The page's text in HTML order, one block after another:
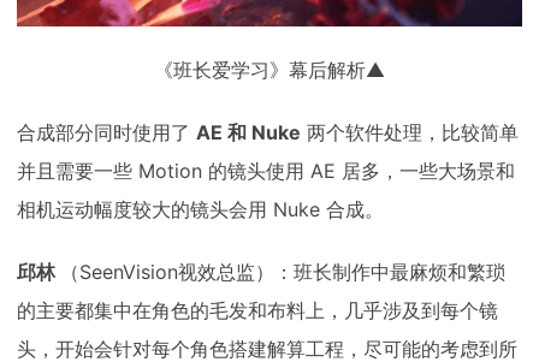
《班长爱学习》幕后解析▲
合成部分同时使用了 AE 和 Nuke 两个软件处理，比较简单
并且需要一些 Motion 的镜头使用 AE 居多，一些大场景和
相机运动幅度较大的镜头会用 Nuke 合成。
邱林
（SeenVision视效总监）：班长制作中最麻烦和繁琐
的主要都集中在角色的毛发和布料上，几乎涉及到每个镜
头，开始会针对每个角色搭建解算工程，尽可能的考虑到所